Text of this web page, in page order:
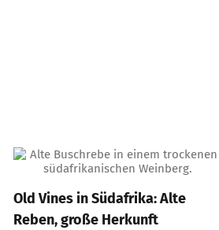
Old Vines in Südafrika: Alte
Reben, große Herkunft